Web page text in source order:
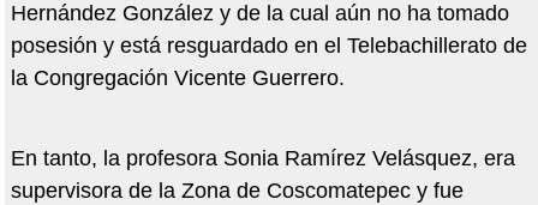
Hernández González y de la cual aún no ha tomado
posesión y está resguardado en el Telebachillerato de
la Congregación Vicente Guerrero.
En tanto, la profesora Sonia Ramírez Velásquez, era
supervisora de la Zona de Coscomatepec y fue